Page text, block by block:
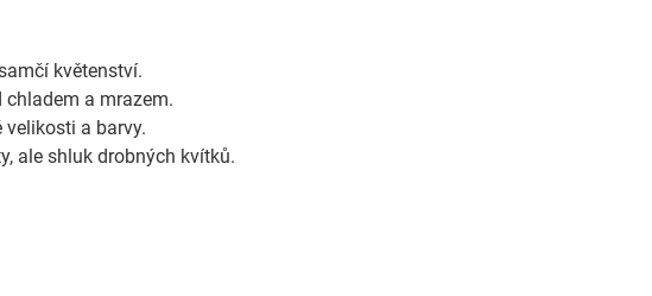
květenství.
a mrazem.
a barvy.
ale shluk drobných kvítků.